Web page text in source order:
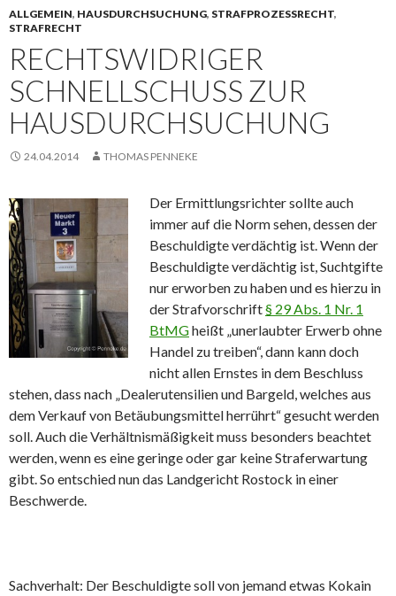
ALLGEMEIN, HAUSDURCHSUCHUNG, STRAFPROZESSRECHT,
STRAFRECHT
RECHTSWIDRIGER
SCHNELLSCHUSS ZUR
HAUSDURCHSUCHUNG
24.04.2014 THOMAS PENNEKE
Der Ermittlungsrichter sollte auch
immer auf die Norm sehen, dessen der
Beschuldigte verdächtig ist. Wenn der
Beschuldigte verdächtig ist, Suchtgifte
nur erworben zu haben und es hierzu in
der Strafvorschrift§ 29 Abs. 1 Nr. 1
BtMGheißt „unerlaubter Erwerb ohne
Handel zu treiben“, dann kann doch
nicht allen Ernstes in dem Beschluss
stehen, dass nach „Dealerutensilien und Bargeld, welches aus
dem Verkauf von Betäubungsmittel herrührt“ gesucht werden
soll. Auch die Verhältnismäßigkeit muss besonders beachtet
werden, wenn es eine geringe oder gar keine Straferwartung
gibt. So entschied nun das Landgericht Rostock in einer
Beschwerde.
Sachverhalt: Der Beschuldigte soll von jemand etwas Kokain